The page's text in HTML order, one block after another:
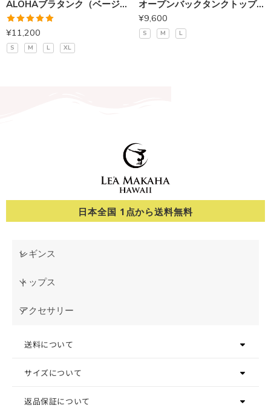
ALOHAブラタンク（ベージュ）
5段階中
5.00の評価
¥11,200
S M L XL
オープンバックタンクトップ（白）
¥9,600
S M L
日本全国 1点から送料無料
レギンス
トップス
アクセサリー
送料について
サイズについて
返品保証について